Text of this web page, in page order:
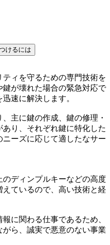
けるには
ィを守るための専門技術を
が壊れた場合の緊急対応で
速に解決します。
主に鍵の作成、鍵の修理・
り、それぞれ鍵に特化した
ーズに応じて適したなサー
ディンプルキーなどの高度
ているので、高い技術と経
に関わる仕事であるため、
ら、誠実で悪意のない事業